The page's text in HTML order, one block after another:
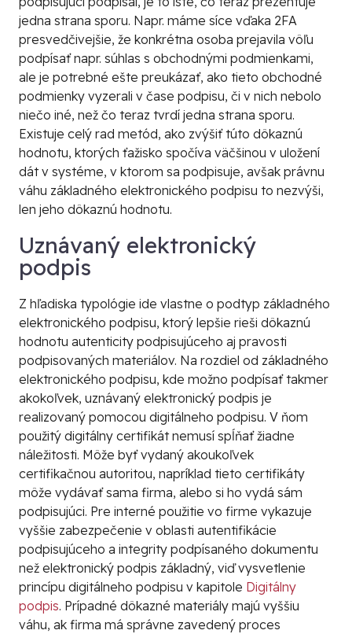
jedna strana sporu. Napr. máme síce vďaka 2FA
presvedčivejšie, že konkrétna osoba prejavila vôľu
podpísať napr. súhlas s obchodnými podmienkami,
ale je potrebné ešte preukázať, ako tieto obchodné
podmienky vyzerali v čase podpisu, či v nich nebolo
niečo iné, než čo teraz tvrdí jedna strana sporu.
Existuje celý rad metód, ako zvýšiť túto dôkaznú
hodnotu, ktorých ťažisko spočíva väčšinou v uložení
dát v systéme, v ktorom sa podpisuje, avšak právnu
váhu základného elektronického podpisu to nezvýši,
len jeho dôkaznú hodnotu.
Uznávaný elektronický
podpis
Z hľadiska typológie ide vlastne o podtyp základného
elektronického podpisu, ktorý lepšie rieši dôkaznú
hodnotu autenticity podpisujúceho aj pravosti
podpisovaných materiálov. Na rozdiel od základného
elektronického podpisu, kde možno podpísať takmer
akokoľvek, uznávaný elektronický podpis je
realizovaný pomocou digitálneho podpisu. V ňom
použitý digitálny certifikátnemusí spĺňať žiadne
náležitosti. Môže byť vydaný akoukoľvek
certifikačnou autoritou, napríklad tieto certifikáty
môže vydávať sama firma, alebo si ho vydá sám
podpisujúci. Pre interné použitie vo firme vykazuje
vyššie zabezpečenie v oblasti autentifikácie
podpisujúceho a integrity podpísaného dokumentu
než elektronický podpis základný, viď vysvetlenie
princípu digitálneho podpisu v kapitole Digitálny
podpis. Prípadné dôkazné materiály majú vyššiu
váhu, ak firma má správne zavedený proces